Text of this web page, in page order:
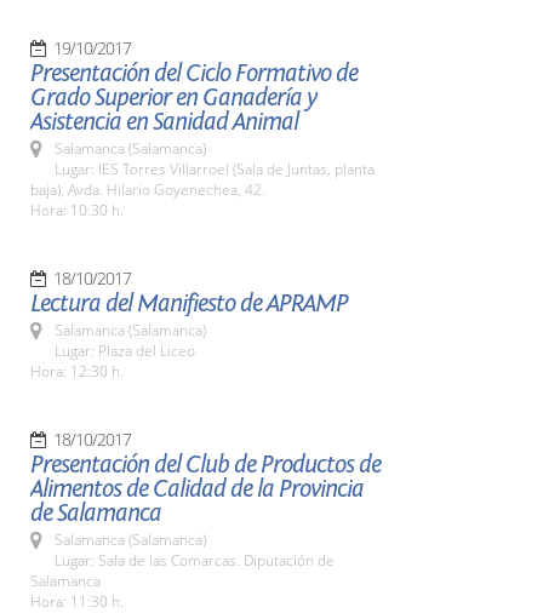
19/10/2017
Presentación del Ciclo Formativo de
Grado Superior en Ganadería y
Asistencia en Sanidad Animal
Salamanca (Salamanca)
Lugar: IES Torres Villarroel (Sala de Juntas, planta
baja). Avda. Hilario Goyenechea, 42.
Hora: 10:30 h.
18/10/2017
Lectura del Manifiesto de APRAMP
Salamanca (Salamanca)
Lugar: Plaza del Liceo
Hora: 12:30 h.
18/10/2017
Presentación del Club de Productos de
Alimentos de Calidad de la Provincia
de Salamanca
Salamanca (Salamanca)
Lugar: Sala de las Comarcas. Diputación de
Salamanca
Hora: 11:30 h.